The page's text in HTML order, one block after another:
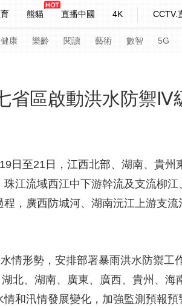
熊貓 直播中國 4K CCTV.
天天學習
視影音
健康 樂齡 閱讀 藝術 數智 5G
央視快評 央視網評 光華銳評 鋒面
4K專區 全景新聞
第一次 人生第二次
化體育 冰雪道路 足球道路
省區啟動洪水防禦Ⅳ
日至21日，江西北部、湖南、貴
江流域西江中下游幹流及支流柳
，廣西防城河、湖南沅江上游支
情形勢，安排部署暴雨洪水防禦工
北、湖南、廣東、廣西、貴州、海
和汛情發展變化，加強監測預報